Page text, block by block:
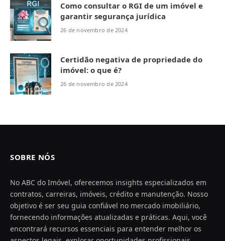
Como consultar o RGI de um imóvel e
garantir segurança jurídica
26 de novembro de 2024
Certidão negativa de propriedade do
imóvel: o que é?
26 de novembro de 2024
SOBRE NÓS
No ABC do Imóvel, oferecemos insights especializados em
contratos, carreiras, imóveis, crédito e manutenção. Nosso
objetivo é ser seu guia confiável no mercado imobiliário,
fornecendo informações atualizadas e práticas. Aqui, você
encontrará recursos essenciais para entender melhor os